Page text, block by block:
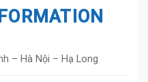
– Hà Nội – Hạ Long